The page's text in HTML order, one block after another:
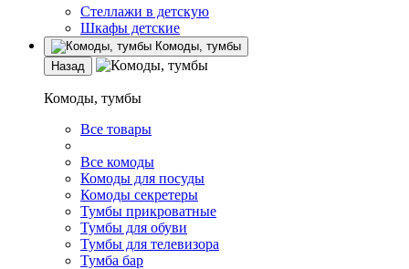
Стеллажи в детскую
Шкафы детские
Комоды, тумбы
Назад
Комоды, тумбы
Все товары
Все комоды
Комоды для посуды
Комоды секретеры
Тумбы прикроватные
Тумбы для обуви
Тумбы для телевизора
Тумба бар